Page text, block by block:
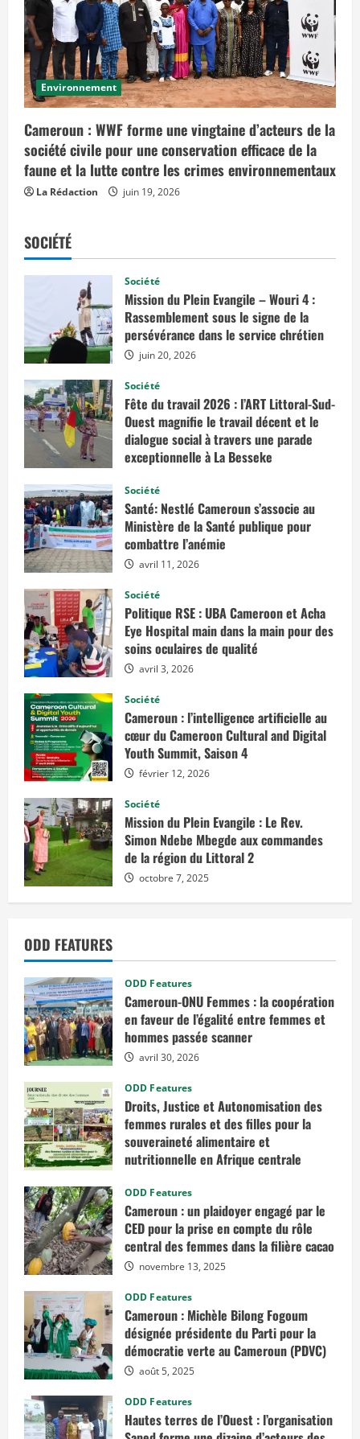
Environnement
Cameroun : WWF forme une vingtaine d’acteurs de la
société civile pour une conservation efficace de la
faune et la lutte contre les crimes environnementaux
La Rédaction juin 19, 2026
SOCIÉTÉ
Société
Mission du Plein Evangile – Wouri 4 :
Rassemblement sous le signe de la
persévérance dans le service chrétien
juin 20, 2026
Société
Fête du travail 2026 : l’ART Littoral-Sud-
Ouest magnifie le travail décent et le
dialogue social à travers une parade
exceptionnelle à La Besseke
Société
Santé: Nestlé Cameroun s’associe au
Ministère de la Santé publique pour
combattre l’anémie
avril 11, 2026
Société
Politique RSE : UBA Cameroon et Acha
Eye Hospital main dans la main pour des
soins oculaires de qualité
avril 3, 2026
Société
Cameroun : l’intelligence artificielle au
cœur du Cameroon Cultural and Digital
Youth Summit, Saison 4
février 12, 2026
Société
Mission du Plein Evangile : Le Rev.
Simon Ndebe Mbegde aux commandes
de la région du Littoral 2
octobre 7, 2025
ODD FEATURES
ODD Features
Cameroun-ONU Femmes : la coopération
en faveur de l’égalité entre femmes et
hommes passée scanner
avril 30, 2026
ODD Features
Droits, Justice et Autonomisation des
femmes rurales et des filles pour la
souveraineté alimentaire et
nutritionnelle en Afrique centrale
ODD Features
Cameroun : un plaidoyer engagé par le
CED pour la prise en compte du rôle
central des femmes dans la filière cacao
novembre 13, 2025
ODD Features
Cameroun : Michèle Bilong Fogoum
désignée présidente du Parti pour la
démocratie verte au Cameroun (PDVC)
août 5, 2025
ODD Features
Hautes terres de l’Ouest : l’organisation